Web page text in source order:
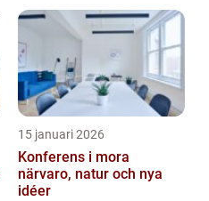
15 januari 2026
Konferens i mora
närvaro, natur och nya
idéer